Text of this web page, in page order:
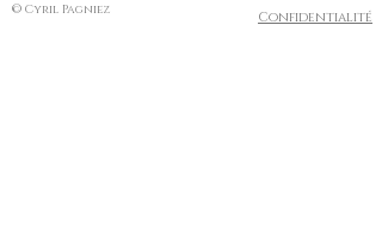
© Cyril Pagniez Confidentialité